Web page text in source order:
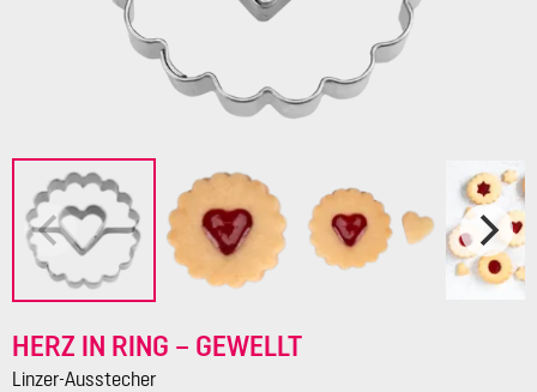
HERZ IN RING – GEWELLT
Linzer-Ausstecher